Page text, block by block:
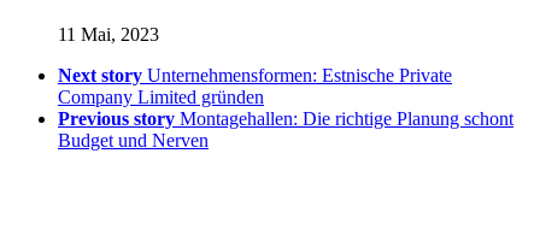
11 Mai, 2023
Next story Unternehmensformen: Estnische Private
Company Limited gründen
Previous story Montagehallen: Die richtige Planung schont
Budget und Nerven